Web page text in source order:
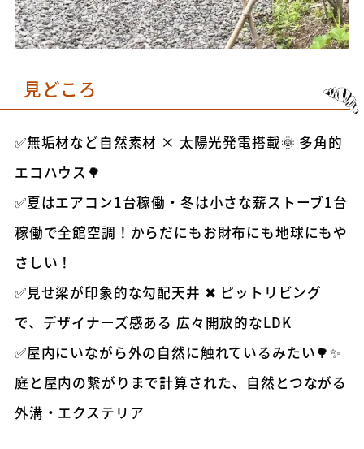
見どころ
✅無垢材など自然素材 × 太陽光発電搭載🌞 多角的
エコハウス🌳
✅夏はエアコン1台稼働・冬は小さな薪ストーブ1台
稼働で全館空調！からだにもお財布にも地球にもや
さしい！
✅見せ梁が印象的な勾配天井 ✖ ピットリビング
で、デザイナーズ感ある 広々開放的なLDK
✅屋内にいながら外の自然に触れているみたい🌳✨
庭と屋内の繋がりまで計算された、自然とつながる
外溝・エクステリア